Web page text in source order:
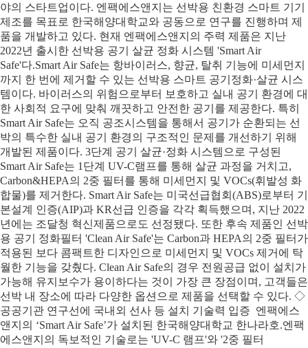
야의 스타트업이다. 엔팩에스앤지는 선박용 친환경 스마트 기기
제조를 목표로 한국해양대학교와 공동으로 연구를 진행하며 제
품을 개발하고 있다. 현재 엔팩에스앤지의 주력 제품은 지난
2022년 출시한 선박용 공기 살균 정화 시스템 'Smart Air
Safe'다.Smart Air Safe는 항바이러스, 향균, 탈취 기능에 미세먼지
까지 한 번에 제거할 수 있는 선박용 스마트 공기정화·살균 시스
템이다. 바이러스의 위험으로부터 보호하고 실내 공기 환경에 대
한 사회적 요구에 맞춰 깨끗하고 안전한 공기를 제공한다. 특히
Smart Air Safe는 오직 공조시스템을 통해서 공기가 순환되는 선
박의 특수한 실내 공기 환경의 구조적인 문제를 개선하기 위해
개발된 제품이다. 3단계 공기 살균·정화 시스템으로 구성된
Smart Air Safe는 1단계 UV-C램프를 통해 살균 과정을 거치고,
Carbon&HEPA의 2중 필터를 통해 미세먼지 및 VOCs(휘발성 화
합물)를 제거한다. Smart Air Safe는 미국선급협회(ABS)로부터 기
본설계 인증(AIP)과 KR선급 인증을 각각 획득했으며, 지난 2022
년에는 조달청 혁신제품으로도 선정됐다. 또한 후속 제품인 선박
용 공기 정화필터 'Clean Air Safe'는 Carbon과 HEPA의 2중 필터가
적용된 보다 콤팩트한 디자인으로 미세먼지 및 VOCs 제거에 탁
월한 기능을 갖췄다. Clean Air Safe의 경우 전원공급 없이 설치가
가능해 유지보수가 용이하다는 것이 가장 큰 장점이며, 고객들은
선박 내 장소에 따라 다양한 옵션으로 제품을 선택할 수 있다. ◇
공공기관 연구선에 국내외 선사 등 설치 기술력 입증 엔팩에스
앤지의 ‘Smart Air Safe’가 설치된 한국해양대학교 한나라호.엔팩
에스앤지의 독보적인 기술로는 'UV-C 램프'와 '2중 필터